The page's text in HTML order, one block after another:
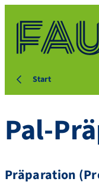
Start
Pal-
Präparation